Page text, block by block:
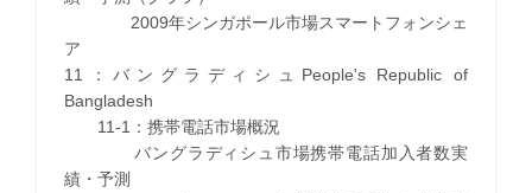
2009年シンガポール市場スマートフォンシェ
ア
11：バングラディシュPeople's Republic of
Bangladesh
11-1：携帯電話市場概況
バングラディシュ市場携帯電話加入者数実
績・予測